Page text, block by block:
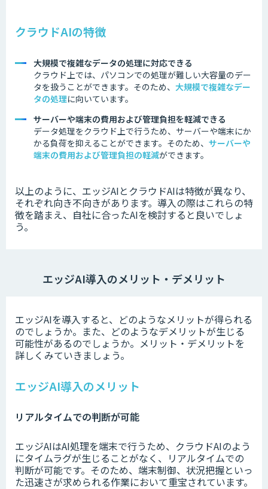
クラウドAIの特徴
大規模で複雑なデータの処理に対応できる
クラウド上では、パソコンでの処理が難しい大容量のデー
タを扱うことができます。そのため、 大規模で複雑なデー
タの処理に向いています。
サーバーや端末の費用および管理負担を軽減できる
データ処理をクラウド上で行うため、サーバーや端末にか
かる負荷を抑えることができます。そのため、 サーバーや
端末の費用および管理負担の軽減ができます。
以上のように、エッジAIとクラウドAIは特徴が異なり、
それぞれ向き不向きがあります。 導入の際はこれらの特
徴を踏まえ、自社に合ったAIを検討すると良いでしょ
う。
エッジAI導入のメリット・デメリット
エッジAIを導入すると、どのようなメリットが得られる
のでしょうか。また、どのようなデメリットが生じる
可能性があるのでしょうか。メリット・デメリットを
詳しくみていきましょう。
エッジAI導入のメリット
リアルタイムでの判断が可能
エッジAIはAI処理を端末で行うため、クラウドAIのよう
にタイムラグが生じることがなく、リアルタイムでの
判断が可能です。そのため、端末制御、状況把握といっ
た迅速さが求められる作業において重宝されています。